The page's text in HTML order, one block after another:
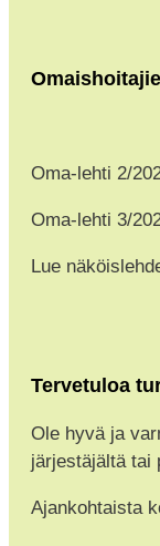
Oma-lehti 2/
Oma-lehti 3/
Lue
Tervetuloa
Ole hyvä ja
järjestäjältä tai
Ajankohtaista